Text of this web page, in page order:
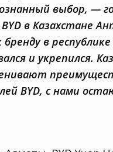
выбор, —
в Казахстане
в
и укрепился.
BYD, с нами